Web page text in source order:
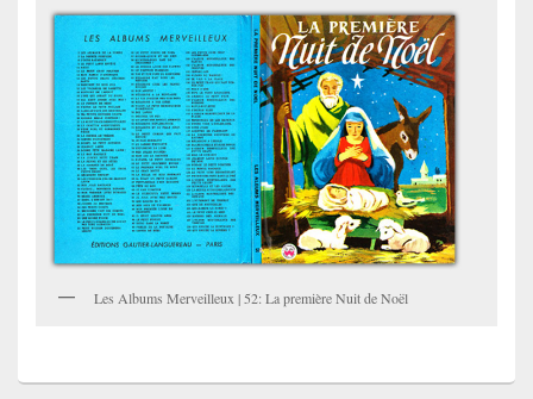
Les Albums Merveilleux | 52: La première Nuit de Noël